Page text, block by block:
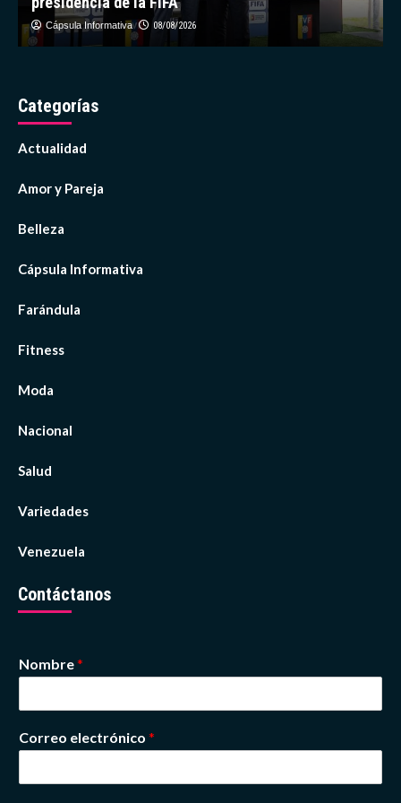
Cápsula Informativa 08/08/2026
Categorías
Actualidad
Amor y Pareja
Belleza
Cápsula Informativa
Farándula
Fitness
Moda
Nacional
Salud
Variedades
Venezuela
Contáctanos
Nombre*
Correo electrónico *